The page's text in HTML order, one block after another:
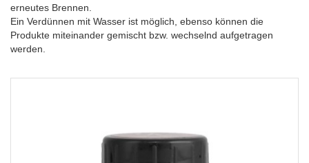
erneutes Brennen.
Ein Verdünnen mit Wasser ist möglich, ebenso können die
Produkte miteinander gemischt bzw. wechselnd aufgetragen
werden.